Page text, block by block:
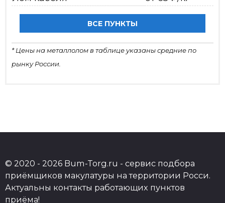
ВСЕ ПУНКТЫ
* Цены на металлолом в таблице указаны средние по
рынку России.
© 2020 - 2026 Bum-Torg.ru - сервис подбора
приёмщиков макулатуры на территории Росси.
Актуальны контакты работающих пунктов
приёма!